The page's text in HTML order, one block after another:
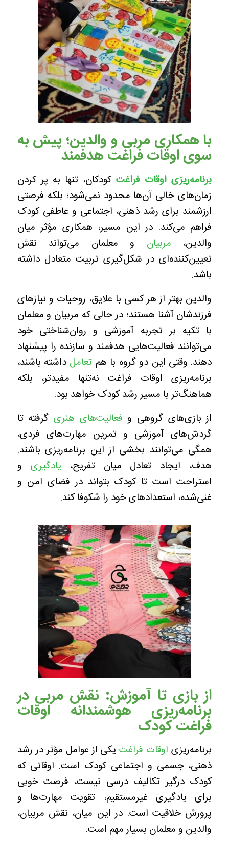
با همکاری مربی و والدین؛ پیش به
سوی اوقات فراغت هدفمند
برنامه‌ریزی اوقات فراغتکودکان، تنها به پر کردن
زمان‌های خالی آن‌ها محدود نمی‌شود؛ بلکه فرصتی
ارزشمند برای رشد ذهنی، اجتماعی و عاطفی کودک
فراهم می‌کند. در این مسیر، همکاری مؤثر میان
والدین، مربیان و معلمان می‌تواند نقش
تعیین‌کننده‌ای در شکل‌گیری تربیت متعادل داشته
باشد.
والدین بهتر از هر کسی با علایق، روحیات و نیازهای
فرزندشان آشنا هستند؛ در حالی که مربیان و معلمان
با تکیه بر تجربه آموزشی و روان‌شناختی خود
می‌توانند فعالیت‌هایی هدفمند و سازنده را پیشنهاد
دهند. وقتی این دو گروه با هم تعامل داشته باشند،
برنامه‌ریزی اوقات فراغت نه‌تنها مفیدتر، بلکه
هماهنگ‌تر با مسیر رشد کودک خواهد بود.
از بازی‌های گروهی و فعالیت‌های هنری گرفته تا
گردش‌های آموزشی و تمرین مهارت‌های فردی،
همگی می‌توانند بخشی از این برنامه‌ریزی باشند.
هدف، ایجاد تعادل میان تفریح، یادگیری و
استراحت است تا کودک بتواند در فضای امن و
غنی‌شده، استعدادهای خود را شکوفا کند.
از بازی تا آموزش: نقش مربی در
برنامه‌ریزی هوشمندانه اوقات
فراغت کودک
برنامه‌ریزی اوقات فراغتیکی از عوامل مؤثر در رشد
ذهنی، جسمی و اجتماعی کودک است. اوقاتی که
کودک درگیر تکالیف درسی نیست، فرصت خوبی
برای یادگیری غیرمستقیم، تقویت مهارت‌ها و
پرورش خلاقیت است. در این میان، نقش مربیان،
والدین و معلمان بسیار مهم است.